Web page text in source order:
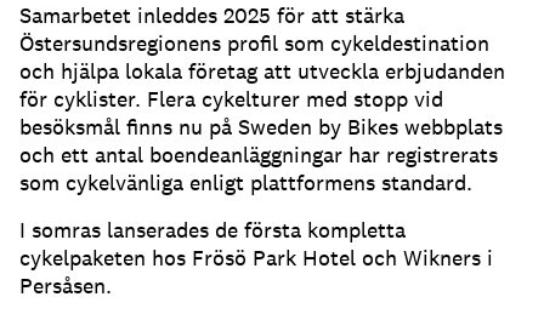
Samarbetet inleddes 2025 för att stärka
Östersundsregionens profil som cykeldestination
och hjälpa lokala företag att utveckla erbjudanden
för cyklister. Flera cykelturer med stopp vid
besöksmål finns nu på Sweden by Bikes webbplats
och ett antal boendeanläggningar har registrerats
som cykelvänliga enligt plattformens standard.
I somras lanserades de första kompletta
cykelpaketen hos Frösö Park Hotel och Wikners i
Persåsen.